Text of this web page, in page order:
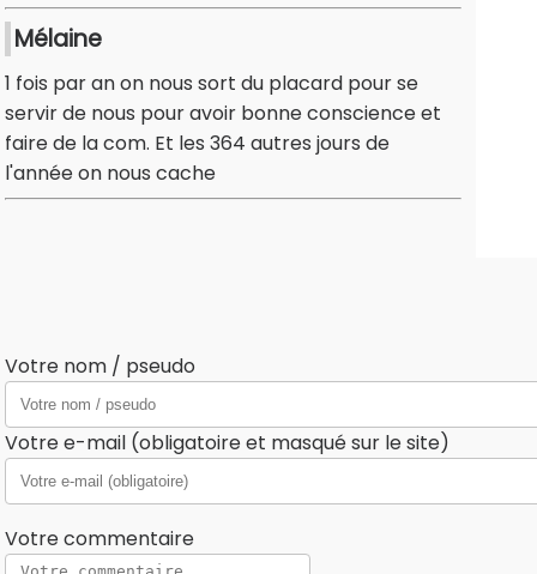
Mélaine
1 fois par an on nous sort du placard pour se
servir de nous pour avoir bonne conscience et
faire de la com. Et les 364 autres jours de
l'année on nous cache
Votre nom / pseudo
Votre e-mail (obligatoire et masqué sur le site)
Votre commentaire